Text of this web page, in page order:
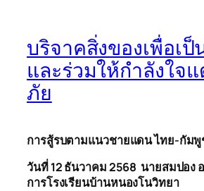
บริจาคสิ่งของเพื่อเป็
และร่วมให้กำลังใจ
ภัย
การสู้รบตามแนวชายแดน ไทย-กัม
วันที่12ธันวาคม2568 นายสมปอง
การโรงเรียนบ้านหนองโนวิทยา